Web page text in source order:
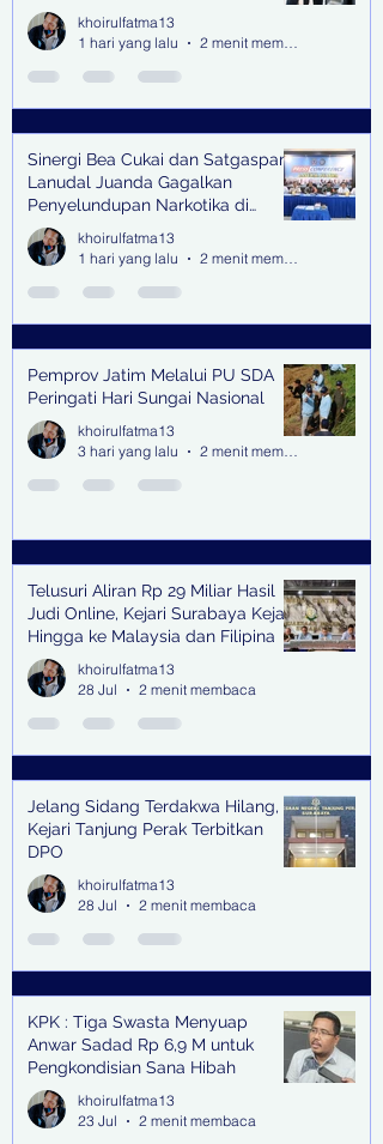
Tanjung Perak
khoirulfatma13
1 hari yang lalu
2 menit membaca
Sinergi Bea Cukai dan Satgaspam
Lanudal Juanda Gagalkan
Penyelundupan Narkotika di
Bandara Juanda
khoirulfatma13
1 hari yang lalu
2 menit membaca
Pemprov Jatim Melalui PU SDA
Peringati Hari Sungai Nasional
khoirulfatma13
3 hari yang lalu
2 menit membaca
Telusuri Aliran Rp 29 Miliar Hasil
Judi Online, Kejari Surabaya Kejar
Hingga ke Malaysia dan Filipina
khoirulfatma13
28 Jul
2 menit membaca
Jelang Sidang Terdakwa Hilang,
Kejari Tanjung Perak Terbitkan
DPO
khoirulfatma13
28 Jul
2 menit membaca
KPK : Tiga Swasta Menyuap
Anwar Sadad Rp 6,9 M untuk
Pengkondisian Sana Hibah
khoirulfatma13
23 Jul
2 menit membaca